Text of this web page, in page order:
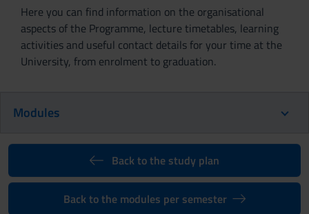
Here you can find information on the organisational
aspects of the Programme, lecture timetables, learning
activities and useful contact details for your time at the
University, from enrolment to graduation.
Modules
Back to the study plan
Back to the modules per semester